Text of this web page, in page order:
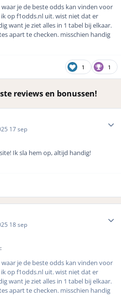
je de beste odds kan vinden voor
op f1odds.nl uit. wist niet dat er
want je ziet alles in 1 tabel bij elkaar.
apart te checken. misschien handig
1 1
reviews en bonussen!
17 sep
Ik sla hem op, altijd handig!
18 sep
je de beste odds kan vinden voor
op f1odds.nl uit. wist niet dat er
want je ziet alles in 1 tabel bij elkaar.
apart te checken. misschien handig